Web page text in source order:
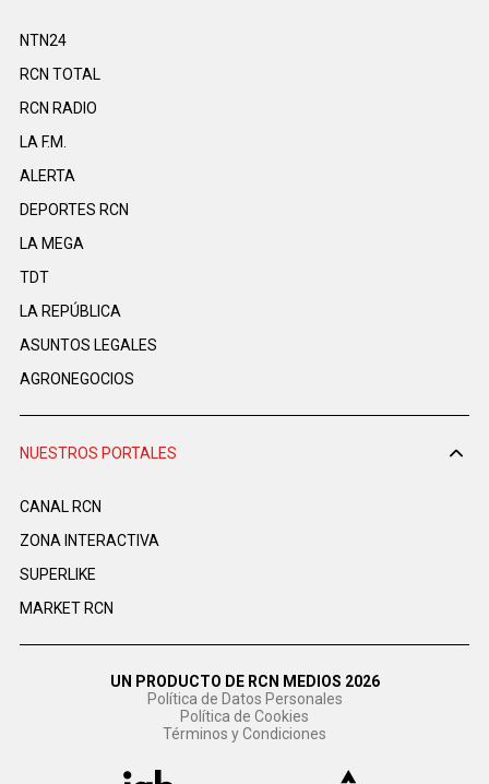
NTN24
RCN TOTAL
RCN RADIO
LA F.M.
ALERTA
DEPORTES RCN
LA MEGA
TDT
LA REPÚBLICA
ASUNTOS LEGALES
AGRONEGOCIOS
NUESTROS PORTALES
CANAL RCN
ZONA INTERACTIVA
SUPERLIKE
MARKET RCN
UN PRODUCTO DE RCN MEDIOS 2026
Política de Datos Personales
Política de Cookies
Términos y Condiciones